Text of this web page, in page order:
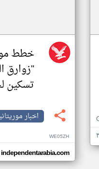
خطط
"زوارق
تسكين
اخبار
WE05ZH
independentarabia.com